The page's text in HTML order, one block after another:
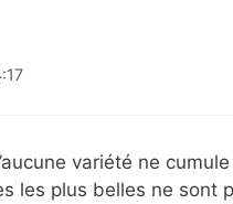
variété ne
les plus belles ne sont